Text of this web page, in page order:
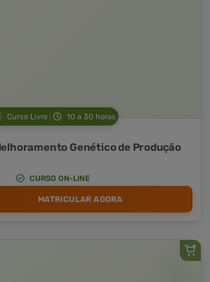
Curso Livre 10 a 30 horas
Genético de Produção
CURSO ON-LINE
MATRICULAR AGORA